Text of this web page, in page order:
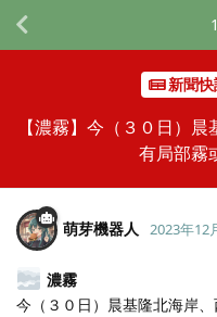
新聞
【濃霧】今（３０日）
有局部霧
1
萌芽機器人 2023年12
濃霧
今（３０日）晨基隆北海岸